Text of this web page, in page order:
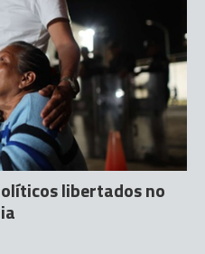
libertados no